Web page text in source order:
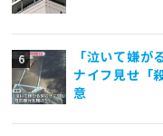
「泣いて嫌
ナイフ見せ「
意